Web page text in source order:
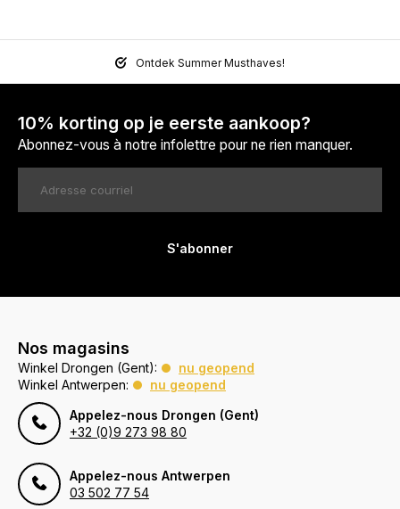
Ontdek Summer Musthaves!
10% korting op je eerste aankoop?
Abonnez-vous à notre infolettre pour ne rien manquer.
S'abonner
Nos magasins
Winkel Drongen (Gent):
nu geopend
Winkel Antwerpen:
nu geopend
Appelez-nous Drongen (Gent)
+32 (0)9 273 98 80
Appelez-nous Antwerpen
03 502 77 54